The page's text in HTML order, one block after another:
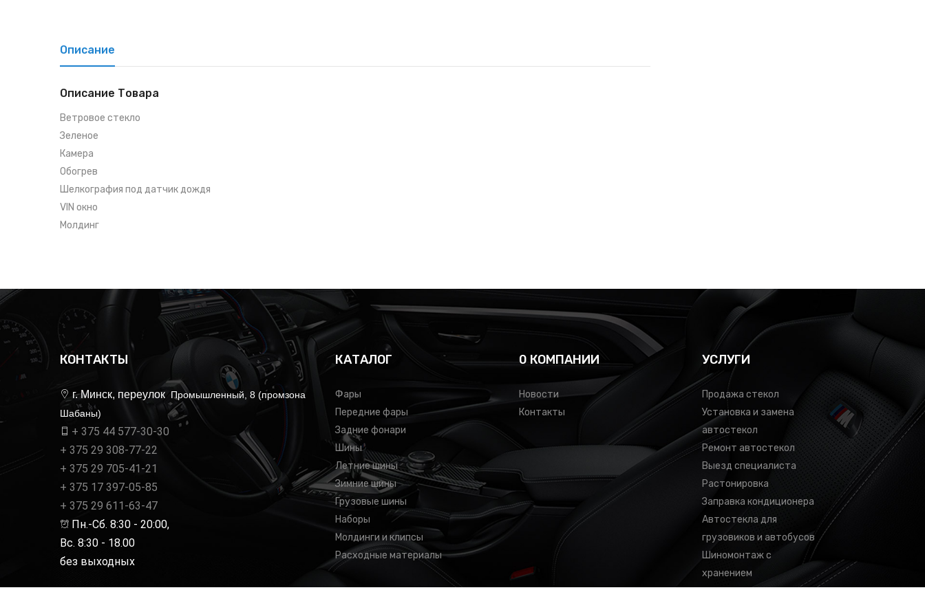
Описание
Описание Товара
Ветровое стекло
Зеленое
Камера
Обогрев
Шелкография под датчик дождя
VIN окно
Молдинг
КОНТАКТЫ
г. Минск, переулок Промышленный, 8 (промзона
Шабаны)
+ 375 44 577-30-30
+ 375 29 308-77-22
+ 375 29 705-41-21
+ 375 17 397-05-85
+ 375 29 611-63-47
Пн.-Сб. 8:30 - 20:00,
Вс. 8:30 - 18.00
без выходных
КАТАЛОГ
Фары
Передние фары
Задние фонари
Шины
Летние шины
Зимние шины
Грузовые шины
Наборы
Молдинги и клипсы
Расходные материалы
0 КОМПАНИИ
Новости
Контакты
УСЛУГИ
Продажа стекол
Установка и замена
автостекол
Ремонт автостекол
Выезд специалиста
Растонировка
Заправка кондиционера
Автостекла для
грузовиков и автобусов
Шиномонтаж с
хранением